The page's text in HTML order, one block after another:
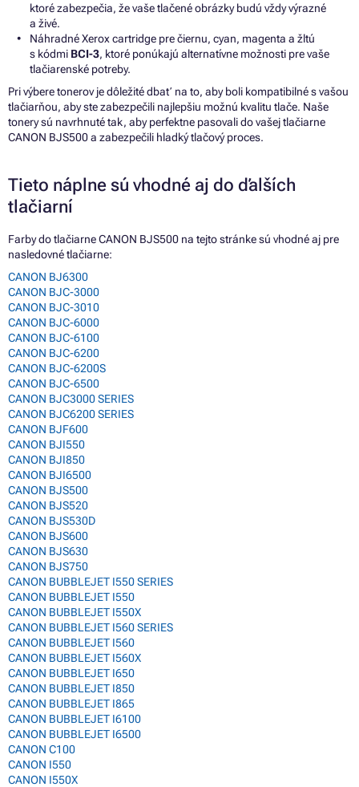
ktoré zabezpečia, že vaše tlačené obrázky budú vždy výrazné
a živé.
Náhradné Xerox cartridge pre čiernu, cyan, magenta a žltú
s kódmi BCI-3, ktoré ponúkajú alternatívne možnosti pre vaše
tlačiarenské potreby.
Pri výbere tonerov je dôležité dbať na to, aby boli kompatibilné s vašou
tlačiarňou, aby ste zabezpečili najlepšiu možnú kvalitu tlače. Naše
tonery sú navrhnuté tak, aby perfektne pasovali do vašej tlačiarne
CANON BJS500 a zabezpečili hladký tlačový proces.
Tieto náplne sú vhodné aj do ďalších
tlačiarní
Farby do tlačiarne CANON BJS500 na tejto stránke sú vhodné aj pre
nasledovné tlačiarne:
CANON BJ6300
CANON BJC-3000
CANON BJC-3010
CANON BJC-6000
CANON BJC-6100
CANON BJC-6200
CANON BJC-6200S
CANON BJC-6500
CANON BJC3000 SERIES
CANON BJC6200 SERIES
CANON BJF600
CANON BJI550
CANON BJI850
CANON BJI6500
CANON BJS500
CANON BJS520
CANON BJS530D
CANON BJS600
CANON BJS630
CANON BJS750
CANON BUBBLEJET I550 SERIES
CANON BUBBLEJET I550
CANON BUBBLEJET I550X
CANON BUBBLEJET I560 SERIES
CANON BUBBLEJET I560
CANON BUBBLEJET I560X
CANON BUBBLEJET I650
CANON BUBBLEJET I850
CANON BUBBLEJET I865
CANON BUBBLEJET I6100
CANON BUBBLEJET I6500
CANON C100
CANON I550
CANON I550X